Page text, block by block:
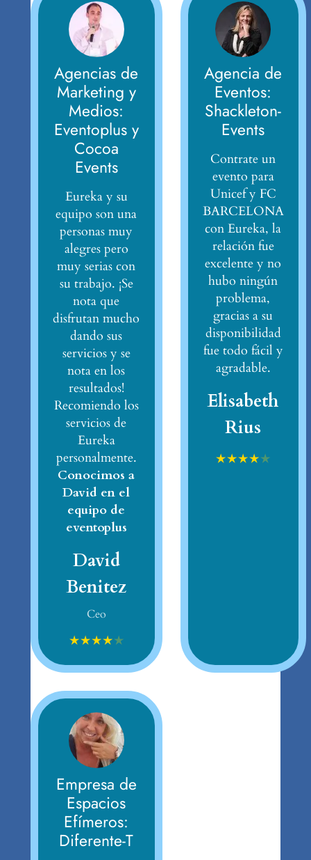
Agencias de
Marketing y
Medios:
Eventoplus y
Cocoa
Events
Eureka y su
equipo son una
personas muy
alegres pero
muy serias con
su trabajo. ¡Se
nota que
disfrutan mucho
dando sus
servicios y se
nota en los
resultados!
Recomiendo los
servicios de
Eureka
personalmente.
Conocimos a
David en el
equipo de
eventoplus
David
Benitez
Ceo
★★★★★
Agencia de
Eventos:
Shackleton-
Events
Contrate un
evento para
Unicef y FC
BARCELONA
con Eureka, la
relación fue
excelente y no
hubo ningún
problema,
gracias a su
disponibilidad
fue todo fácil y
agradable.
Elisabeth
Rius
★★★★★
Empresa de
Espacios
Efímeros:
Diferente-T